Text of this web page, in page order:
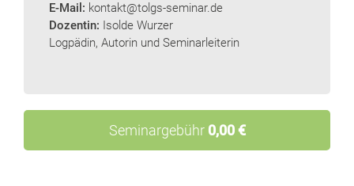
E-Mail: kontakt@tolgs-seminar.de
Dozentin: Isolde Wurzer
Logpädin, Autorin und Seminarleiterin
Seminargebühr 0,00 €